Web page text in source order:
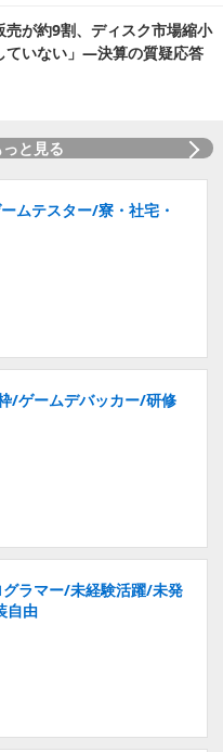
売が約9割、ディスク市場縮小
ていない」―決算の質疑応答
と見る
ムテスター/寮・社宅・
/ゲームデバッカー/研修
グラマー/未経験活躍/未発
自由